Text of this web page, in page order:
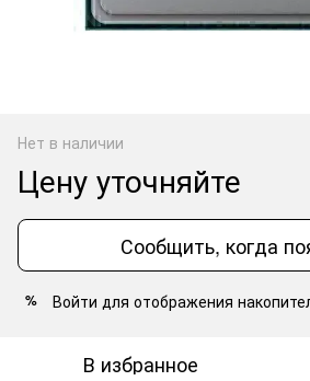
Нет в наличии
Цену уточняйте
Сообщить, когда
% Войти для отображения
В избранное